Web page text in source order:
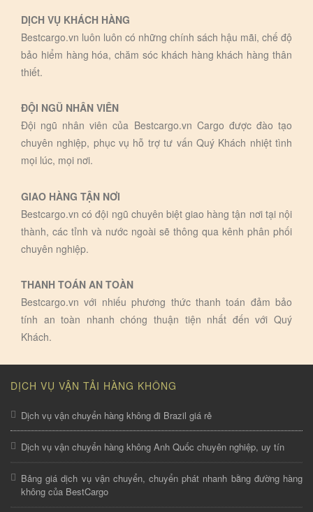
DỊCH VỤ KHÁCH HÀNG
Bestcargo.vn luôn luôn có những chính sách hậu mãi, chế độ
bảo hiểm hàng hóa, chăm sóc khách hàng khách hàng thân
thiết.
ĐỘI NGŨ NHÂN VIÊN
Đội ngũ nhân viên của Bestcargo.vn Cargo được đào tạo
chuyên nghiệp, phục vụ hỗ trợ tư vấn Quý Khách nhiệt tình
mọi lúc, mọi nơi.
GIAO HÀNG TẬN NƠI
Bestcargo.vn có đội ngũ chuyên biệt giao hàng tận nơi tại nội
thành, các tỉnh và nước ngoài sẽ thông qua kênh phân phối
chuyên nghiệp.
THANH TOÁN AN TOÀN
Bestcargo.vn với nhiếu phương thức thanh toán đảm bảo
tính an toàn nhanh chóng thuận tiện nhất đến với Quý
Khách.
DỊCH VỤ VẬN TẢI HÀNG KHÔNG
Dịch vụ vận chuyển hàng không đi Brazil giá rẻ
Dịch vụ vận chuyển hàng không Anh Quốc chuyên nghiệp, uy tín
Bảng giá dịch vụ vận chuyển, chuyển phát nhanh bằng đường hàng
không của BestCargo